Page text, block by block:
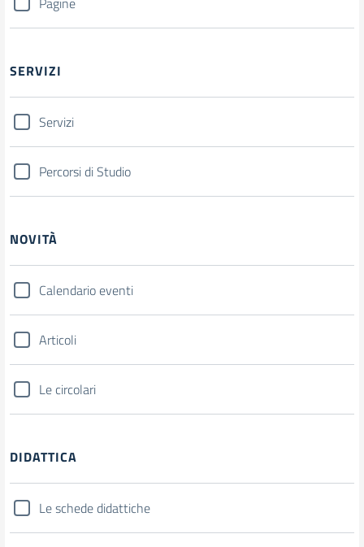
SERVIZI
Servizi
Percorsi di Studio
NOVITÀ
Calendario eventi
Articoli
Le circolari
DIDATTICA
Le schede didattiche